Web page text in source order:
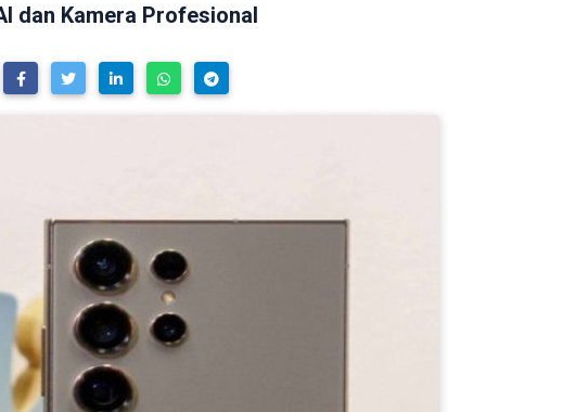
dan Kamera Profesional